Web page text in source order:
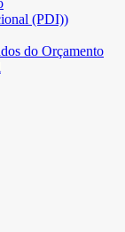
(PDI))
do Orçamento